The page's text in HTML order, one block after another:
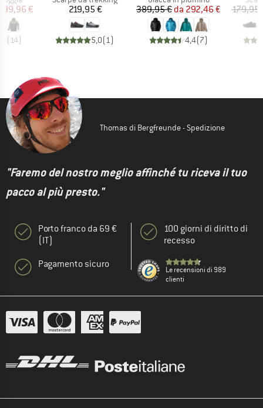
ridotto
€
( 14)
Prezzo
219,95 €
5,0( 1)
Prezzo
389,95 € Prezzo ridotto
da 292,46 €
4,4(7)
179,95
Thomas di Bergfreunde - Spedizione
"Faremo del nostro meglio affinché tu riceva il tuo
pacco al più presto."
Porto franco da 69 €
(IT)
Pagamento sicuro
100 giorni di diritto di
recesso
Le recensioni di 989
clienti